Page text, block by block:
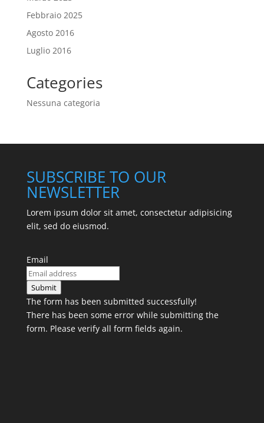
Febbraio 2025
Agosto 2016
Luglio 2016
Categories
Nessuna categoria
SUBSCRIBE TO OUR
NEWSLETTER
Lorem ipsum dolor sit amet, consectetur adipisicing
elit, sed do eiusmod.
Email
Submit
The form has been submitted successfully!
There has been some error while submitting the
form. Please verify all form fields again.